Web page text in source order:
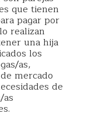
que tienen
pagar por
realizan
una hija
los
as,
mercado
de